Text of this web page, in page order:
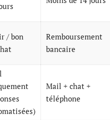
/ bon
Remboursement
bancaire
Mail + chat +
téléphone